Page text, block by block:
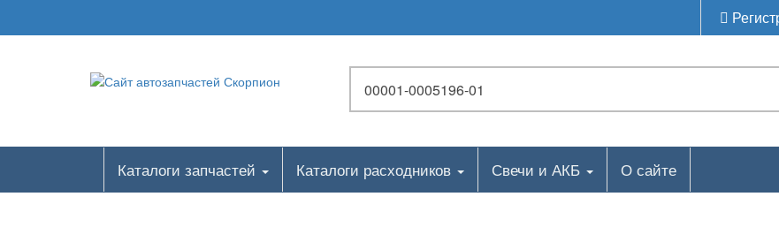
Каталоги запчастей Каталоги расходников Свечи и АКБ О сайте